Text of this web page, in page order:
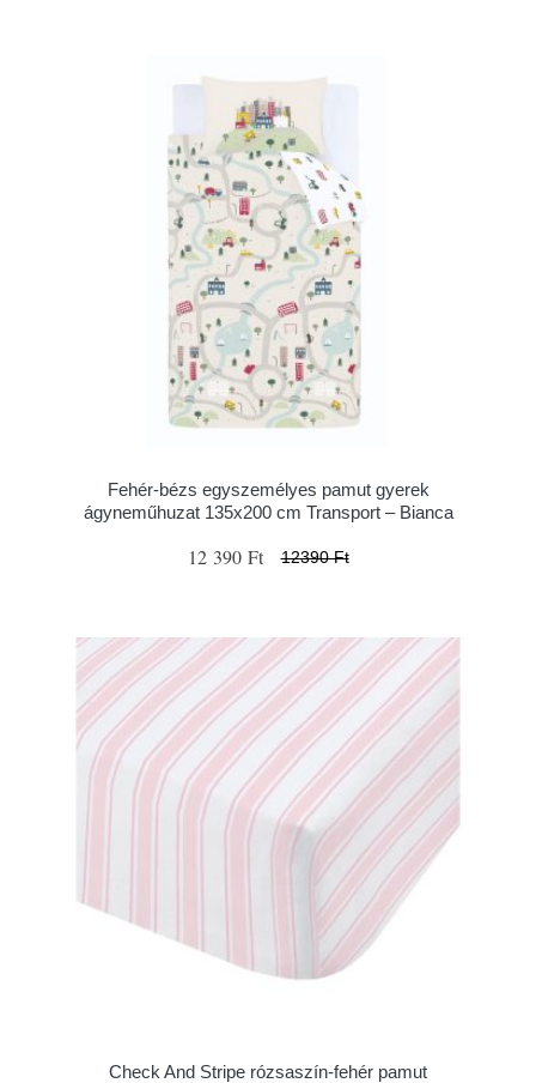
Fehér-bézs egyszemélyes pamut gyerek
ágyneműhuzat 135x200 cm Transport – Bianca
12 390 Ft 12390 Ft
Check And Stripe rózsaszín-fehér pamut